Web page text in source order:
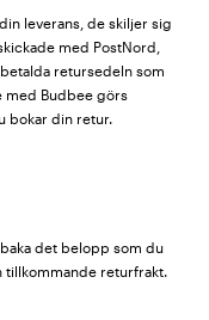
leverans, de skiljer sig
med PostNord,
retursedeln som
med Budbee görs
bokar din retur.
det belopp som du
tillkommande returfrakt.